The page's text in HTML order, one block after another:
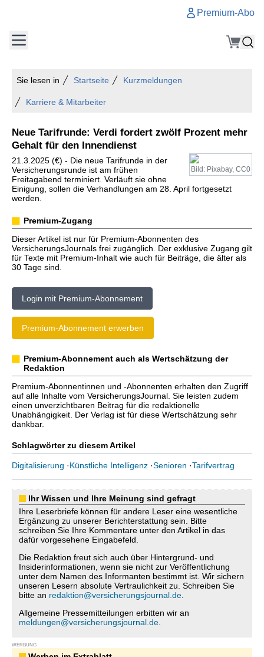
Premium-Abo
Sie lesen in Startseite Kurzmeldungen
Karriere & Mitarbeiter
Neue Tarifrunde: Verdi fordert zwölf Prozent mehr
Gehalt für den Innendienst
Bild: Pixabay, CC0
21.3.2025 (€) - Die neue Tarifrunde in der
Versicherungsrunde ist am frühen
Freitagabend terminiert. Verläuft sie ohne
Einigung, sollen die Verhandlungen am 28. April fortgesetzt
werden.
Premium-Zugang
Dieser Artikel ist nur für Premium-Abonnenten des
VersicherungsJournals frei zugänglich. Der exklusive Zugang gilt
für Texte mit Premium-Inhalt wie auch für Beiträge, die älter als
30 Tage sind.
Login mit Premium-Abonnement
Premium-Abonnement erwerben
Premium-Abonnement auch als Wertschätzung der
Redaktion
Premium-Abonnentinnen und -Abonnenten erhalten den Zugriff
auf alle Inhalte vom VersicherungsJournal. Sie leisten zudem
einen unverzichtbaren Beitrag für die redaktionelle
Unabhängigkeit. Der Verlag ist für diese Wertschätzung sehr
dankbar.
Schlagwörter zu diesem Artikel
Digitalisierung ·Künstliche Intelligenz ·Senioren ·Tarifvertrag
Ihr Wissen und Ihre Meinung sind gefragt
Ihre Leserbriefe können für andere Leser eine wesentliche
Ergänzung zu unserer Berichterstattung sein. Bitte
schreiben Sie Ihre Kommentare unter den Artikel in das
dafür vorgesehene Eingabefeld.
Die Redaktion freut sich auch über Hintergrund- und
Insiderinformationen, wenn sie nicht zur Veröffentlichung
unter dem Namen des Informanten bestimmt ist. Wir sichern
unseren Lesern absolute Vertraulichkeit zu. Schreiben Sie
bitte an redaktion@versicherungsjournal.de
Allgemeine Pressemitteilungen erbitten wir an
meldungen@versicherungsjournal.de
WERBUNG